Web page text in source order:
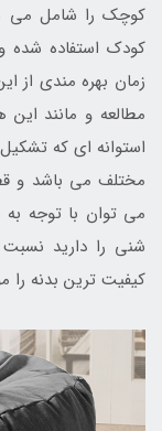
کوچک را شامل می
کودک استفاده شده
زمان بهره مندی از
مطالعه و مانند
استوانه ای که
مختلف می باشد و
می توان با توجه
شنی را دارید نسبت
کیفیت ترین بدنه را